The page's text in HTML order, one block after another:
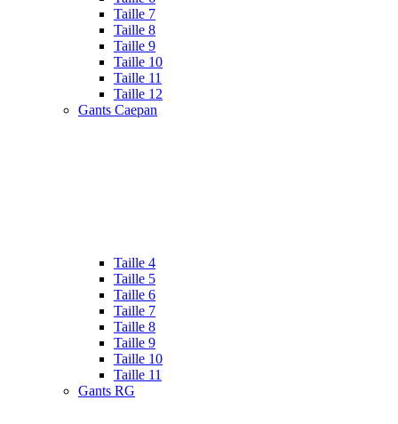
Taille 7
Taille 8
Taille 9
Taille 10
Taille 11
Taille 12
Gants Caepan
Taille 4
Taille 5
Taille 6
Taille 7
Taille 8
Taille 9
Taille 10
Taille 11
Gants RG